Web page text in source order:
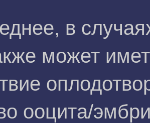
в
может
ооцита/